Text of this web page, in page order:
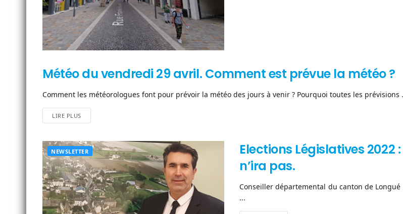
VIE DE LA CITÉ
Météo du vendredi 29 avril. Comment est prévue la météo ?
Comment les météorologues font pour prévoir la météo des jours à venir ? Pourquoi toutes les prévisions
LIRE PLUS
NEWSLETTER
Elections Législatives
n’ira pas.
Conseiller départemental du canton de
...